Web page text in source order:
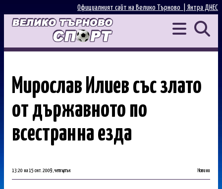
Янтра ДНЕС
Официалният сайт на Велико Търново |
Мирослав Илиев със злато
от държавното по
всестранна езда
13:20 на 15 окт. 2009, четвъртък Новини